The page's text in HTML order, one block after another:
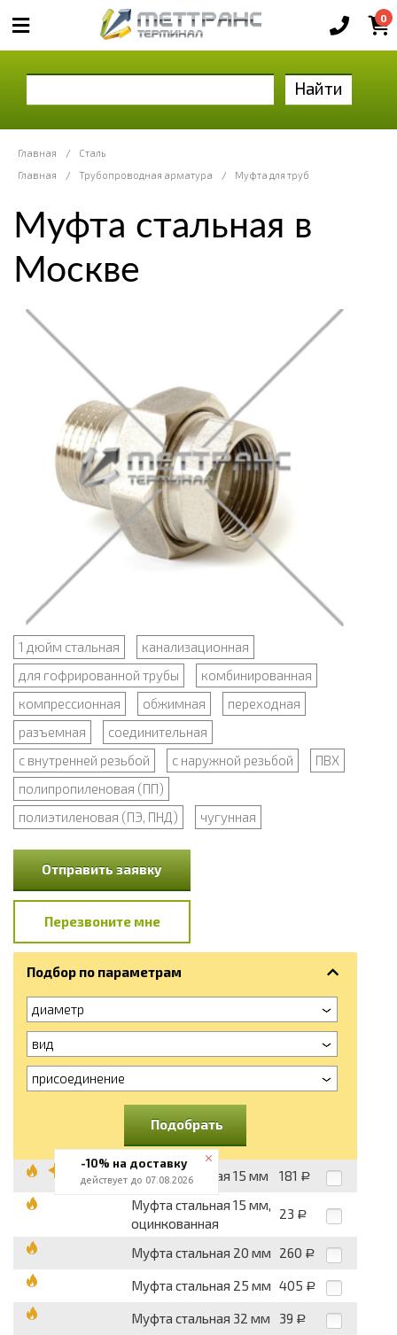
0
Найти
Главная /
Сталь
Главная
/ Трубопроводная арматура / Муфта для труб
Муфта стальная в
Москве
1 дюйм стальная
канализационная
для гофрированной трубы
комбинированная
компрессионная
обжимная
переходная
разъемная
соединительная
с внутренней резьбой
с наружной резьбой
ПВХ
полипропиленовая (ПП)
полиэтиленовая (ПЭ, ПНД)
чугунная
Отправить заявку
Перезвоните мне
Подбор по параметрам
диаметр
вид
присоединение
Подобрать
Муфта стальная 15 мм 181 Р
Муфта стальная 15 мм,
оцинкованная
23 Р
Муфта стальная 20 мм 260 Р
Муфта стальная 25 мм 405 Р
Муфта стальная 32 мм 39 Р
-10% на доставку
действует до 07.08.2026